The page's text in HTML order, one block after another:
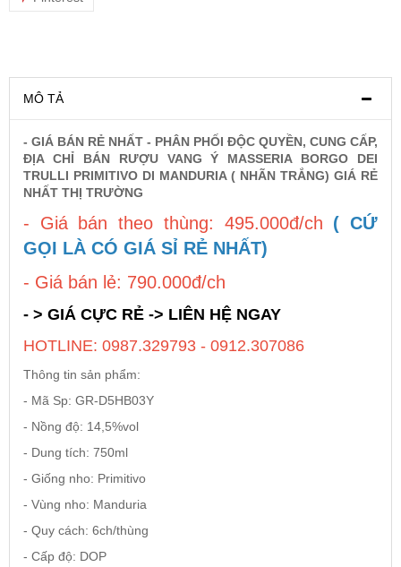
Vang Newzeland giá rẻ nhất
VANG CANADA ICEWINE
RƯỢU VANG NAM PHI
RƯỢU VANG ROMANIA GIÁ CỰC RẺ
RƯỢU VANG ĐỨC
MÔ TẢ
- GIÁ BÁN RẺ NHẤT - PHÂN PHỐI ĐỘC QUYỀN, CUNG CẤP,
ĐỊA CHỈ BÁN RƯỢU VANG Ý MASSERIA BORGO DEI
TRULLI PRIMITIVO DI MANDURIA ( NHÃN TRẮNG) GIÁ RẺ
NHẤT THỊ TRƯỜNG
- Giá bán theo thùng: 495.000đ/ch ( CỨ
GỌI LÀ CÓ GIÁ SỈ RẺ NHẤT)
- Giá bán lẻ: 790.000đ/ch
- > GIÁ CỰC RẺ -> LIÊN HỆ NGAY
HOTLINE: 0987.329793 - 0912.307086
Thông tin sản phẩm:
- Mã Sp: GR-D5HB03Y
- Nồng độ: 14,5%vol
- Dung tích: 750ml
- Giống nho: Primitivo
- Vùng nho: Manduria
- Quy cách: 6ch/thùng
- Cấp độ: DOP